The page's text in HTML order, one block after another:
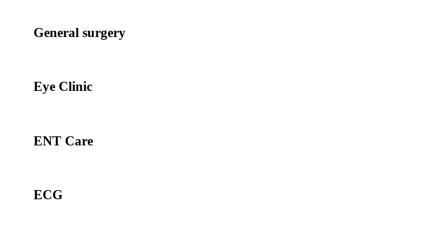
General surgery
Eye Clinic
ENT Care
ECG